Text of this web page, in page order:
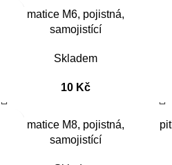
matice M6, pojistná,
samojistící
Skladem
10 Kč
matice M8, pojistná,
samojistící